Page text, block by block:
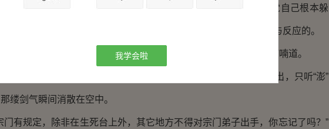
一刻，杨叶就感觉到一股气机锁定了自己，在这一刻，他感觉自己根本躲
开对方的剑气，然而，那缕剑气太快了，根本不是他现在能躲避与反应的。
的实力吗？”察觉到一股死亡的气息笼罩自己，杨叶心中低声喃喃道。
老突然出现在了杨叶身旁，千长老衣袖一挥，一股劲风吹拂而出，只听“澎”
缕剑气瞬间消散在空中。
规定，除非在生死台上外，其它地方不得对宗门弟子出手，你忘记了吗？”
我学会啦